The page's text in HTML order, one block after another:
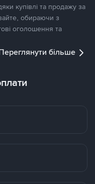
купівлі та продажу за
обираючи з
оголошення та
більше